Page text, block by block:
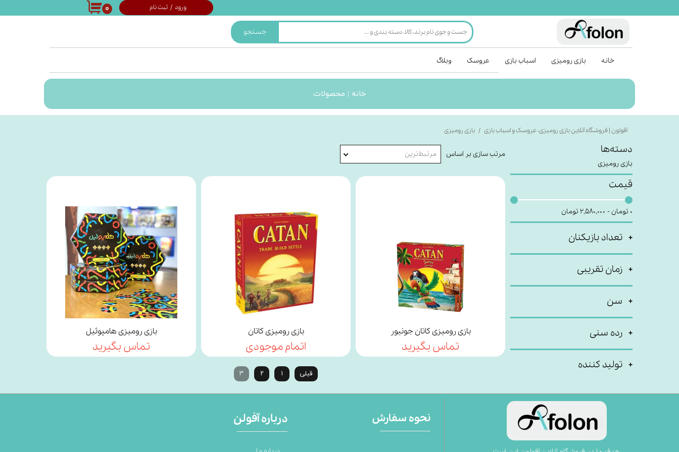
جستجو
ورود / ثبت نام
خروج از حساب
۰
خانه بازی رومیزی اسباب بازی عروسک وبلاگ
خانه | محصولات
آفولون | فروشگاه آنلاین بازی رومیزی، عروسک و اسباب بازی بازی رومیزی
دسته‌ها
بازی رومیزی
قیمت
۰ تومان - ۲,۵۸۰,۰۰۰ تومان
تعداد بازیکنان
زمان تقریبی
سن
رده سنی
تولید کننده
مرتب سازی بر اساس مرتبط‌ترین
بازی رومیزی کاتان جونیور
تماس بگیرید
بازی رومیزی کاتان
اتمام موجودی
بازی رومیزی هامپوئیل
تماس بگیرید
قبلی ۱ ۲ ۳
نحوه سفارش درباره آفولن